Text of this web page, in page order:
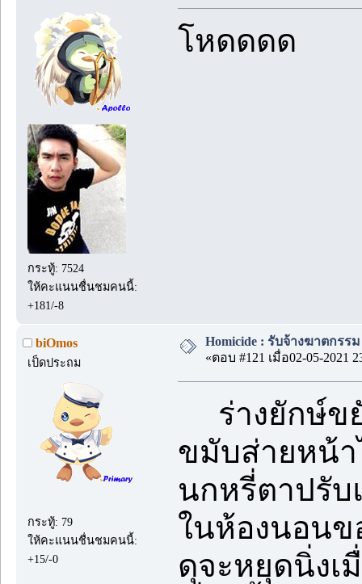
กระทู้: 7524
ให้คะแนนชื่นชมคนนี้:
+181/-8
โหดดดด
biOmos
เป็ดประถม
กระทู้: 79
ให้คะแนนชื่นชมคนนี้:
+15/-0
Homicide : รับจ้างฆาตกรร
«ตอบ #121 เมื่อ02-05-2021
ร่างยักษ์ขยั
ขมับส่ายหน้า
นกหรี่ตาปรับ
ในห้องนอนข
ดุจะหยุดนิ่งเ